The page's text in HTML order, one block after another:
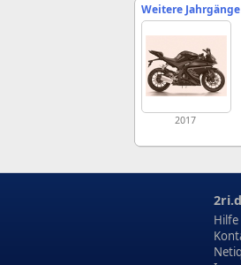
Weitere Jahrgänge
2017
Hilfe